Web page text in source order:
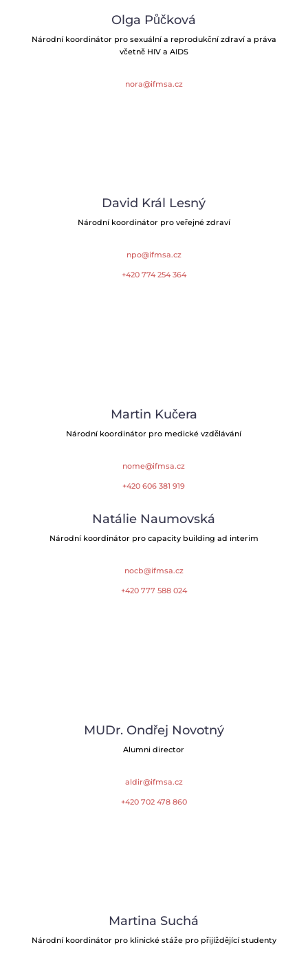
Olga Půčková
Národní koordinátor pro sexuální a reprodukční zdraví a práva
včetně HIV a AIDS
nora@ifmsa.cz
David Král Lesný
Národní koordinátor pro veřejné zdraví
npo@ifmsa.cz
+420 774 254 364
Martin Kučera
Národní koordinátor pro medické vzdělávání
nome@ifmsa.cz
+420 606 381 919
Natálie Naumovská
Národní koordinátor pro capacity building ad interim
nocb@ifmsa.cz
+420 777 588 024
MUDr. Ondřej Novotný
Alumni director
aldir@ifmsa.cz
+420 702 478 860
Martina Suchá
Národní koordinátor pro klinické stáže pro přijíždějící studenty